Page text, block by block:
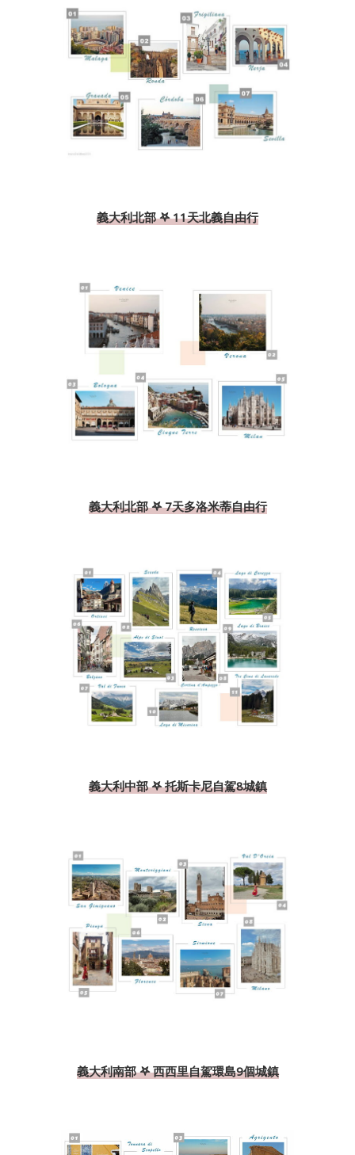
義大利北部 𖤐 11天北義自由行
義大利北部 𖤐 7天多洛米蒂自由行
義大利中部 𖤐 托斯卡尼自駕8城鎮
義大利南部 𖤐 西西里自駕環島9個城鎮